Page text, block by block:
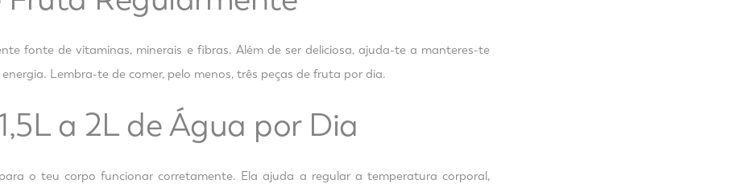
fonte de vitaminas, minerais e fibras. Além de ser deliciosa, ajuda-te a manteres-te
Lembra-te de comer, pelo menos, três peças de fruta por dia.
a 2L de Água por Dia
o teu corpo funcionar corretamente. Ela ajuda a regular a temperatura corporal,